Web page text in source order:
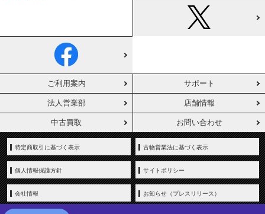
ご利用案内 サポート
法人営業部 店舗情報
中古買取 お問い合わせ
特定商取引に基づく表示 古物営業法に基づく表示
個人情報保護方針 サイトポリシー
会社情報 お知らせ（プレスリリース）